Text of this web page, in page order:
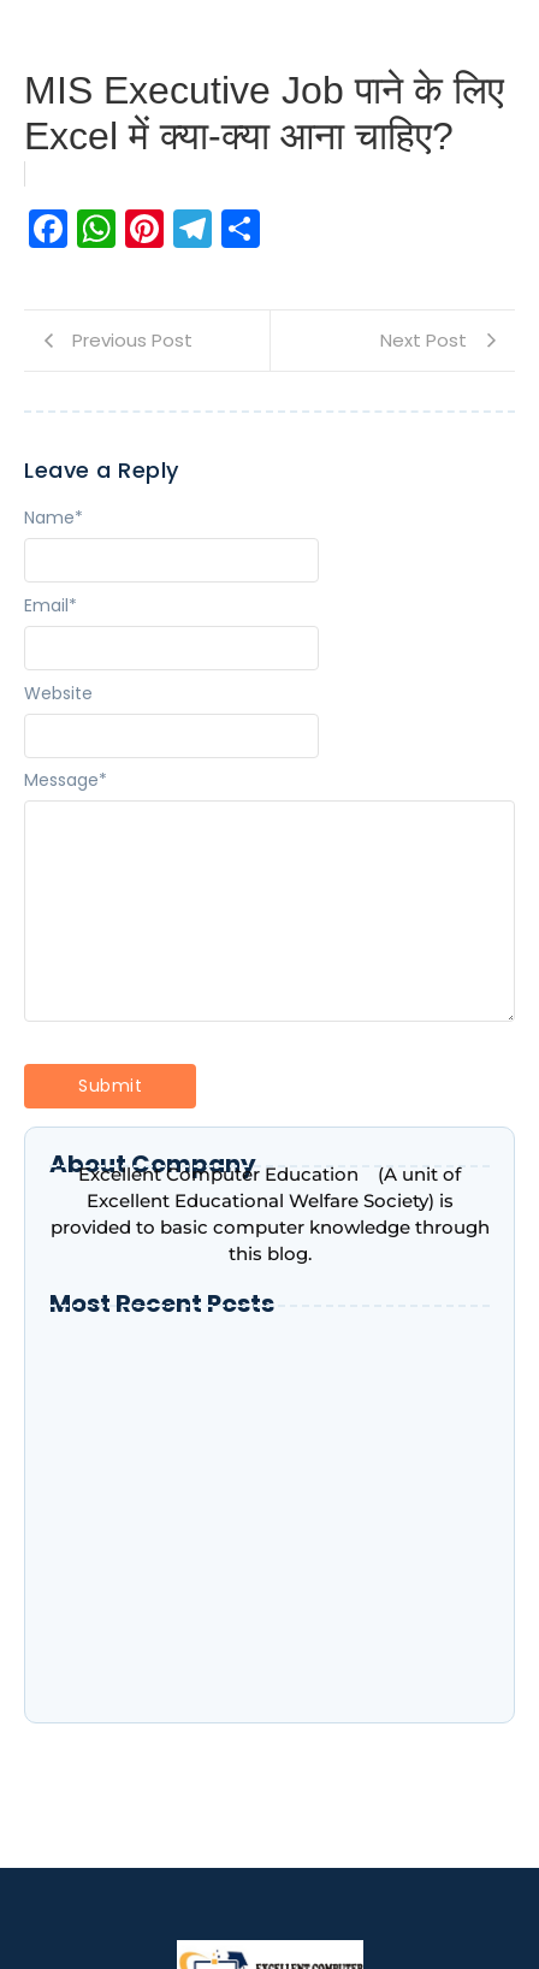
MIS Executive Job पाने के लिए
Excel में क्या-क्या आना चाहिए?
Facebook
WhatsApp
Pinterest
Telegram
Previous Post Next Post
Leave a Reply
Message*
Name*
Email*
Website
About Company
Excellent Computer Education (A unit of
Excellent Educational Welfare Society) is
provided to basic computer knowledge through
this blog.
Most Recent Posts